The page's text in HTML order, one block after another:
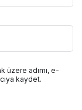
üzere adımı, e-
kaydet.